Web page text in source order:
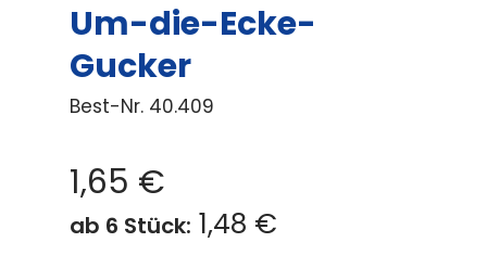
Um-die-Ecke-
Gucker
Best-Nr. 40.409
1,65 €
ab 6 Stück: 1,48 €